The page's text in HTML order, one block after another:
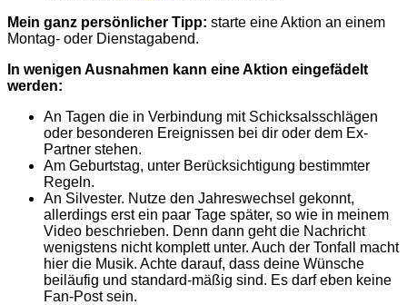
Mein ganz persönlicher Tipp: starte eine Aktion an einem
Montag- oder Dienstagabend.
In wenigen Ausnahmen kann eine Aktion eingefädelt
werden:
An Tagen die in Verbindung mit Schicksalsschlägen
oder besonderen Ereignissen bei dir oder dem Ex-
Partner stehen.
Am Geburtstag, unter Berücksichtigung bestimmter
Regeln.
An Silvester. Nutze den Jahreswechsel gekonnt,
allerdings erst ein paar Tage später, so wie in meinem
Video beschrieben. Denn dann geht die Nachricht
wenigstens nicht komplett unter. Auch der Tonfall macht
hier die Musik. Achte darauf, dass deine Wünsche
beiläufig und standard-mäßig sind. Es darf eben keine
Fan-Post sein.